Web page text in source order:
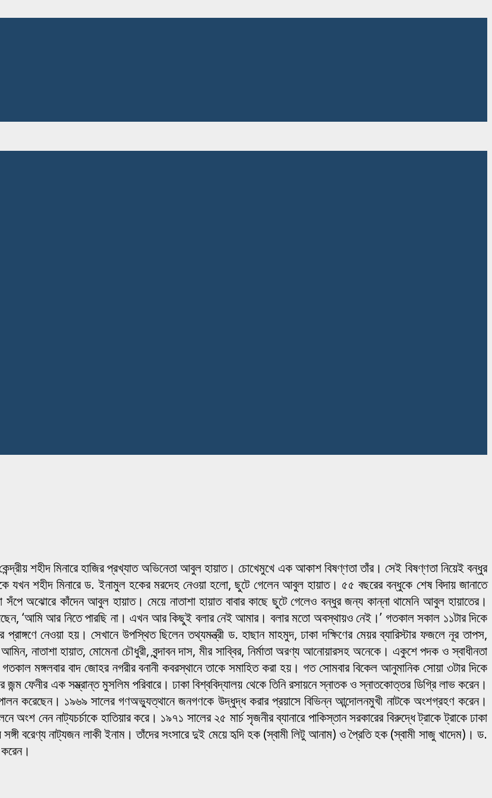
শহীদ মিনারে হাজির প্রখ্যাত অভিনেতা আবুল হায়াত। চোখেমুখে এক আকাশ বিষণ্ণতা তাঁর। সেই বিষণ্ণতা নিয়েই বন্ধুর
যখন শহীদ মিনারে ড. ইনামুল হকের মরদেহ নেওয়া হলো, ছুটে গেলেন আবুল হায়াত। ৫৫ বছরের বন্ধুকে শেষ বিদায় জানাতে
অঝোরে কাঁদেন আবুল হায়াত। মেয়ে নাতাশা হায়াত বাবার কাছে ছুটে গেলেও বন্ধুর জন্য কান্না থামেনি আবুল হায়াতের।
‘আমি আর নিতে পারছি না। এখন আর কিছুই বলার নেই আমার। বলার মতো অবস্থায়ও নেই।’ গতকাল সকাল ১১টার দিকে
নেওয়া হয়। সেখানে উপস্থিত ছিলেন তথ্যমন্ত্রী ড. হাছান মাহমুদ, ঢাকা দক্ষিণের মেয়র ব্যারিস্টার ফজলে নূর তাপস,
নাতাশা হায়াত, মোমেনা চৌধুরী, বৃন্দাবন দাস, মীর সাব্বির, নির্মাতা অরণ্য আনোয়ারসহ অনেকে। একুশে পদক ও স্বাধীনতা
মঙ্গলবার বাদ জোহর নগরীর বনানী কবরস্থানে তাকে সমাহিত করা হয়। গত সোমবার বিকেল আনুমানিক সোয়া ৩টার দিকে
ফেনীর এক সম্ভ্রান্ত মুসলিম পরিবারে। ঢাকা বিশ্ববিদ্যালয় থেকে তিনি রসায়নে স্নাতক ও স্নাতকোত্তর ডিগ্রি লাভ করেন।
পালন করেছেন। ১৯৬৯ সালের গণঅভ্যুত্থানে জনগণকে উদ্ধুদ্ধ করার প্রয়াসে বিভিন্ন আন্দোলনমুখী নাটকে অংশগ্রহণ করেন।
নেন নাট্যচর্চাকে হাতিয়ার করে। ১৯৭১ সালের ২৫ মার্চ সৃজনীর ব্যানারে পাকিস্তান সরকারের বিরুদ্ধে ট্রাকে ট্রাকে ঢাকা
বরেণ্য নাট্যজন লাকী ইনাম। তাঁদের সংসারে দুই মেয়ে হৃদি হক (স্বামী লিটু আনাম) ও প্রৈতি হক (স্বামী সাজু খাদেম)। ড.